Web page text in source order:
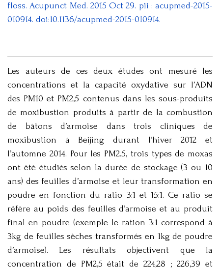
floss. Acupunct Med. 2015 Oct 29. pii : acupmed-2015-
010914. doi:10.1136/acupmed-2015-010914.
Les auteurs de ces deux études ont mesuré les
concentrations et la capacité oxydative sur l’ADN
des PM10 et PM2,5 contenus dans les sous-produits
de moxibustion produits à partir de la combustion
de bâtons d’armoise dans trois cliniques de
moxibustion à Beijing durant l’hiver 2012 et
l’automne 2014. Pour les PM2.5, trois types de moxas
ont été étudiés selon la durée de stockage (3 ou 10
ans) des feuilles d’armoise et leur transformation en
poudre en fonction du ratio 3:1 et 15:1. Ce ratio se
réfère au poids des feuilles d’armoise et au produit
final en poudre (exemple le ration 3:1 correspond à
3kg de feuilles sèches transformés en 1kg de poudre
d’armoise). Les résultats objectivent que la
concentration de PM2,5 était de 224,28 ; 226,39 et